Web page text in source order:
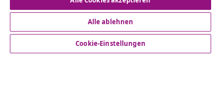
Vom Vertrag zurücktreten
Reiche einen Widerrufsantrag für deine Bestellung
Alle ablehnen
Cookie-Einstellungen